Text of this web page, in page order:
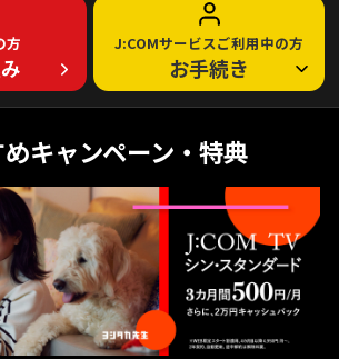
方 J:COMサービスご利用中の方
お手続き
キャンペーン・特典